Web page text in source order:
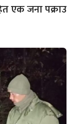
एक जना पक्राउ